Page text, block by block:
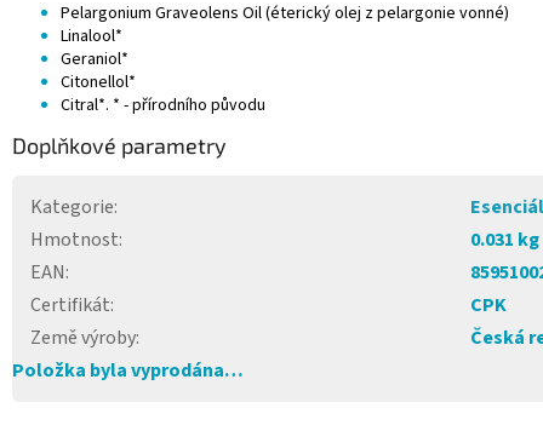
Pelargonium Graveolens Oil (éterický olej z pelargonie vonné)
Linalool*
Geraniol*
Citonellol*
Citral*. * - přírodního původu
Doplňkové parametry
Kategorie:
Hmotnost:
0.031 kg
EAN:
Certifikát:
CPK
Země výroby:
Česká
Položka byla vyprodána…